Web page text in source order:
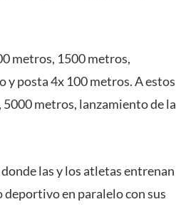
metros, 1500 metros,
y posta 4x 100 metros. A estos
metros, lanzamiento de la
las y los atletas entrenan
en paralelo con sus